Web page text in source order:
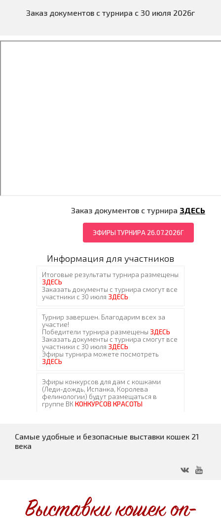
Заказ документов с турнира с 30 июля 2026г
Заказ документов с турнира ЗДЕСЬ
ЭФИРЫ ТУРНИРА 26.07.2026Г
Информация для участников
Самые удобные и безопасные выставки кошек 21
века
Выставки кошек on-